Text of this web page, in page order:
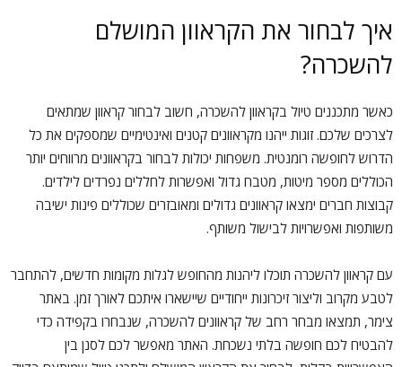
איך לבחור את הקראוון המושלם
להשכרה?
כאשר מתכננים טיול בקראוון להשכרה, חשוב לבחור קראוון שמתאים
לצרכים שלכם. זוגות ייהנו מקראוונים קטנים ואינטימיים שמספקים את כל
הדרוש לחופשה רומנטית. משפחות יכולות לבחור בקראוונים מרווחים יותר
הכוללים מספר מיטות, מטבח גדול ואפשרות לחללים נפרדים לילדים.
קבוצות חברים ימצאו קראוונים גדולים ומאובזרים שכוללים פינות ישיבה
משותפות ואפשרויות לבישול משותף.
עם קראוון להשכרה תוכלו ליהנות מהחופש לגלות מקומות חדשים, להתחבר
לטבע מקרוב וליצור זיכרונות ייחודיים שיישארו איתכם לאורך זמן. באתר
צימר, תמצאו מבחר רחב של קראוונים להשכרה, שנבחרו בקפידה כדי
להבטיח לכם חופשה בלתי נשכחת. האתר מאפשר לכם לסנן בין